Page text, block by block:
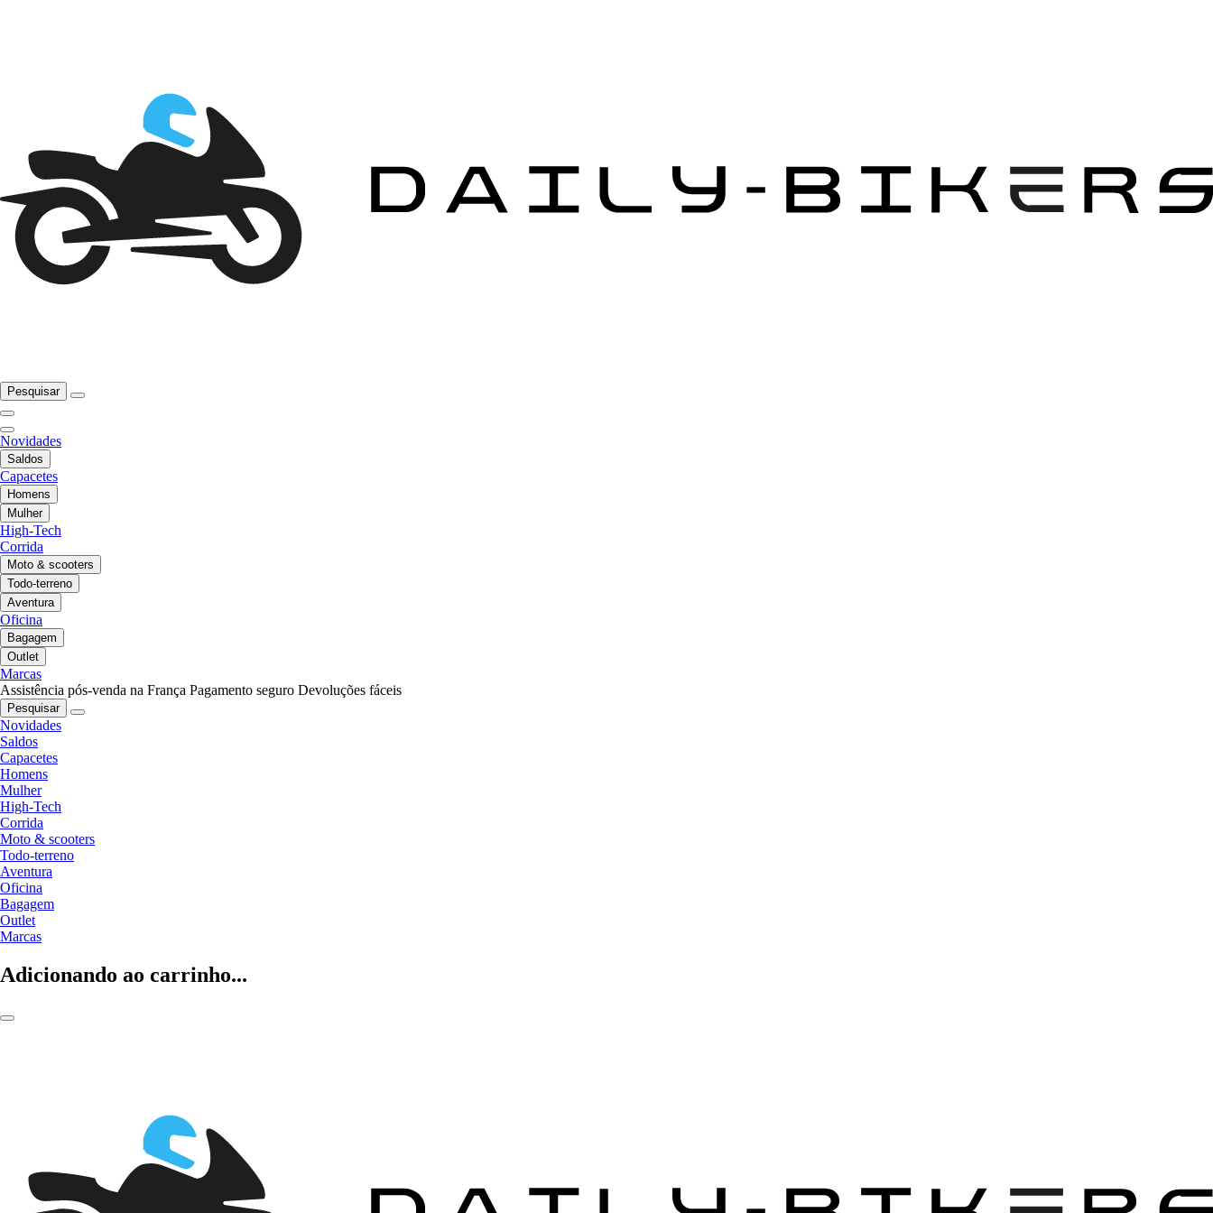
Pesquisar
Novidades
Saldos
Capacetes
Homens
Mulher
High-Tech
Corrida
Moto & scooters
Todo-terreno
Aventura
Oficina
Bagagem
Outlet
Marcas
Assistência pós-venda na França Pagamento seguro Devoluções fáceis
Pesquisar
Novidades
Saldos
Capacetes
Homens
Mulher
High-Tech
Corrida
Moto & scooters
Todo-terreno
Aventura
Oficina
Bagagem
Outlet
Marcas
Adicionando ao carrinho...